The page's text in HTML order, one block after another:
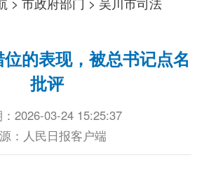
的表现，被总书记点名
批评
2026-03-24 15:25:37
：人民日报客户端